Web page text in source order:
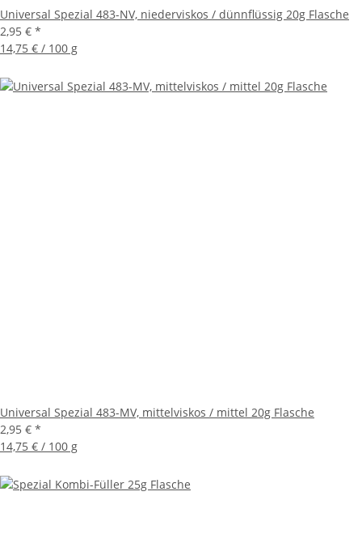
Universal Spezial 483-NV, niederviskos / dünnflüssig 20g Flasche
2,95 € *
14,75 € / 100 g
Universal Spezial 483-MV, mittelviskos / mittel 20g Flasche
2,95 € *
14,75 € / 100 g